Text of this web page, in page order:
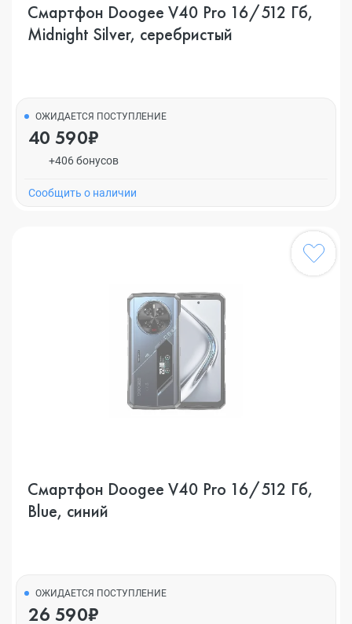
Смартфон Doogee V40 Pro 16/512 Гб,
Midnight Silver, серебристый
ОЖИДАЕТСЯ ПОСТУПЛЕНИЕ
40 590₽
+406 бонусов
Cообщить о наличии
Смартфон Doogee V40 Pro 16/512 Гб,
Blue, синий
ОЖИДАЕТСЯ ПОСТУПЛЕНИЕ
26 590₽